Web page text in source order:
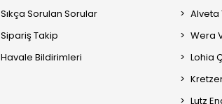
Sıkça Sorulan Sorular
Sipariş Takip
Havale Bildirimleri
Alveta
Wera
Lohia
Lutz